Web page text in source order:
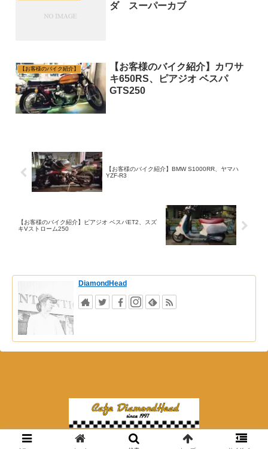
ダ スーパーカブ
【お客様のバイク紹介】
【お客様のバイク紹介】カワサ
キ650RS、ピアジオ ベスパ
GTS250
【お客様のバイク紹介】BMW S1000RR、ヤマハ
YZF-R3
【お客様のバイク紹介】ピアジオ ベスパET2、スズ
キVストローム250
DiamondHead
© 2018 夜カフェ ダイアモンドヘッド.